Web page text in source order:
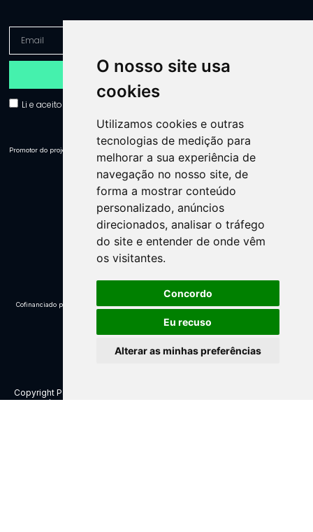
O nosso site usa
cookies
Utilizamos cookies e outras
tecnologias de medição para
melhorar a sua experiência de
navegação no nosso site, de
forma a mostrar conteúdo
personalizado, anúncios
direcionados, analisar o tráfego
do site e entender de onde vêm
os visitantes.
Concordo
Eu recuso
Alterar as minhas preferências
Enviar
Li e aceito a política de privacidade e aceito receber comunicações.
Promotor do projeto:
Cofinanciado por:
Copyright Parque Natural Litoral Norte – 2025. Todos os direitos
reservados.